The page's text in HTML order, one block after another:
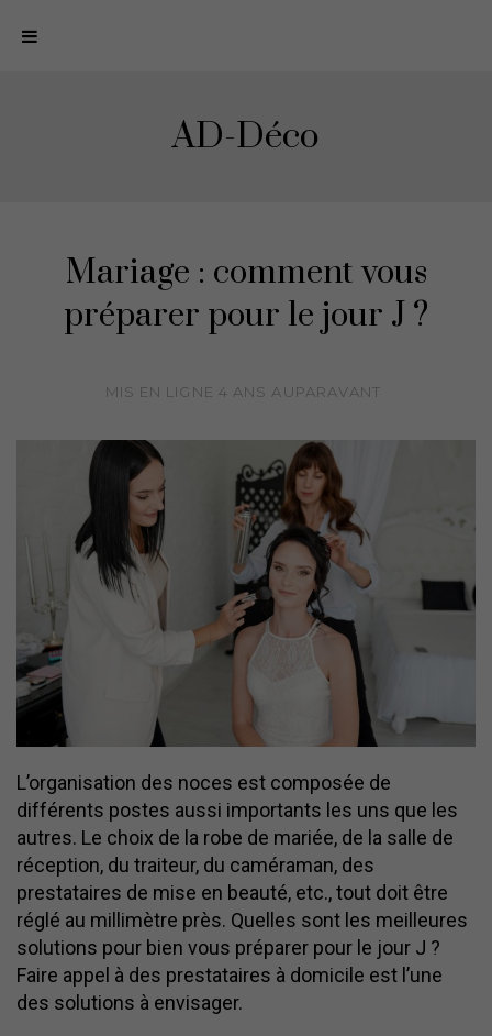
N
AD-Déco
Mariage : comment vous
préparer pour le jour J ?
MIS EN LIGNE 4 ANS AUPARAVANT
L’organisation des noces est composée de
différents postes aussi importants les uns que les
autres. Le choix de la robe de mariée, de la salle de
réception, du traiteur, du caméraman, des
prestataires de mise en beauté, etc., tout doit être
réglé au millimètre près. Quelles sont les meilleures
solutions pour bien vous préparer pour le jour J ?
Faire appel à des prestataires à domicile est l’une
des solutions à envisager.